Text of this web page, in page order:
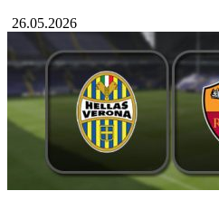
26.05.2026